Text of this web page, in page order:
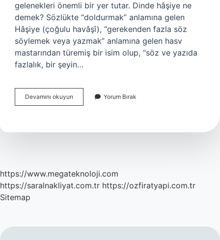
gelenekleri önemli bir yer tutar. Dinde hâşiye ne
demek? Sözlükte “doldurmak” anlamına gelen
Hâşiye (çoğulu havâşî), “gerekenden fazla söz
söylemek veya yazmak” anlamına gelen hasv
mastarından türemiş bir isim olup, “söz ve yazıda
fazlalık, bir şeyin…
Devamını okuyun
Ve
Nedir
Yorum Bırak
https://www.megateknoloji.com
https://saralnakliyat.com.tr https://ozfiratyapi.com.tr
Sitemap